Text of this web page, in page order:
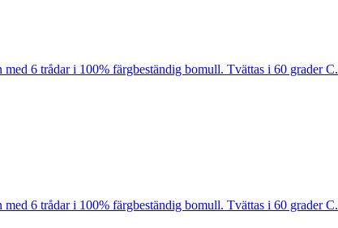
6 trådar i 100% färgbeständig bomull. Tvättas i 60 grader C.
6 trådar i 100% färgbeständig bomull. Tvättas i 60 grader C.